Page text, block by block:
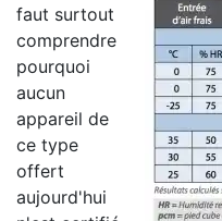
faut surtout
comprendre
pourquoi
aucun
appareil de
ce type
offert
aujourd'hui